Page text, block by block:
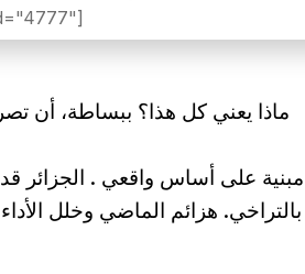
ماذا يعني كل هذا؟ ببساطة، أن
مبنية على أساس واقعي . الجزائر
بالتراخي. هزائم الماضي وخلل